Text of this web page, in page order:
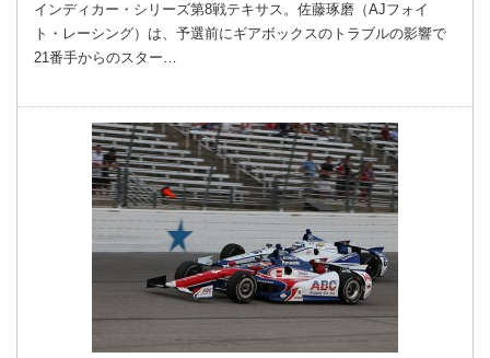
インディカー・シリーズ第8戦テキサス。佐藤琢磨（AJフォイ
ト・レーシング）は、予選前にギアボックスのトラブルの影響で
21番手からのスター…